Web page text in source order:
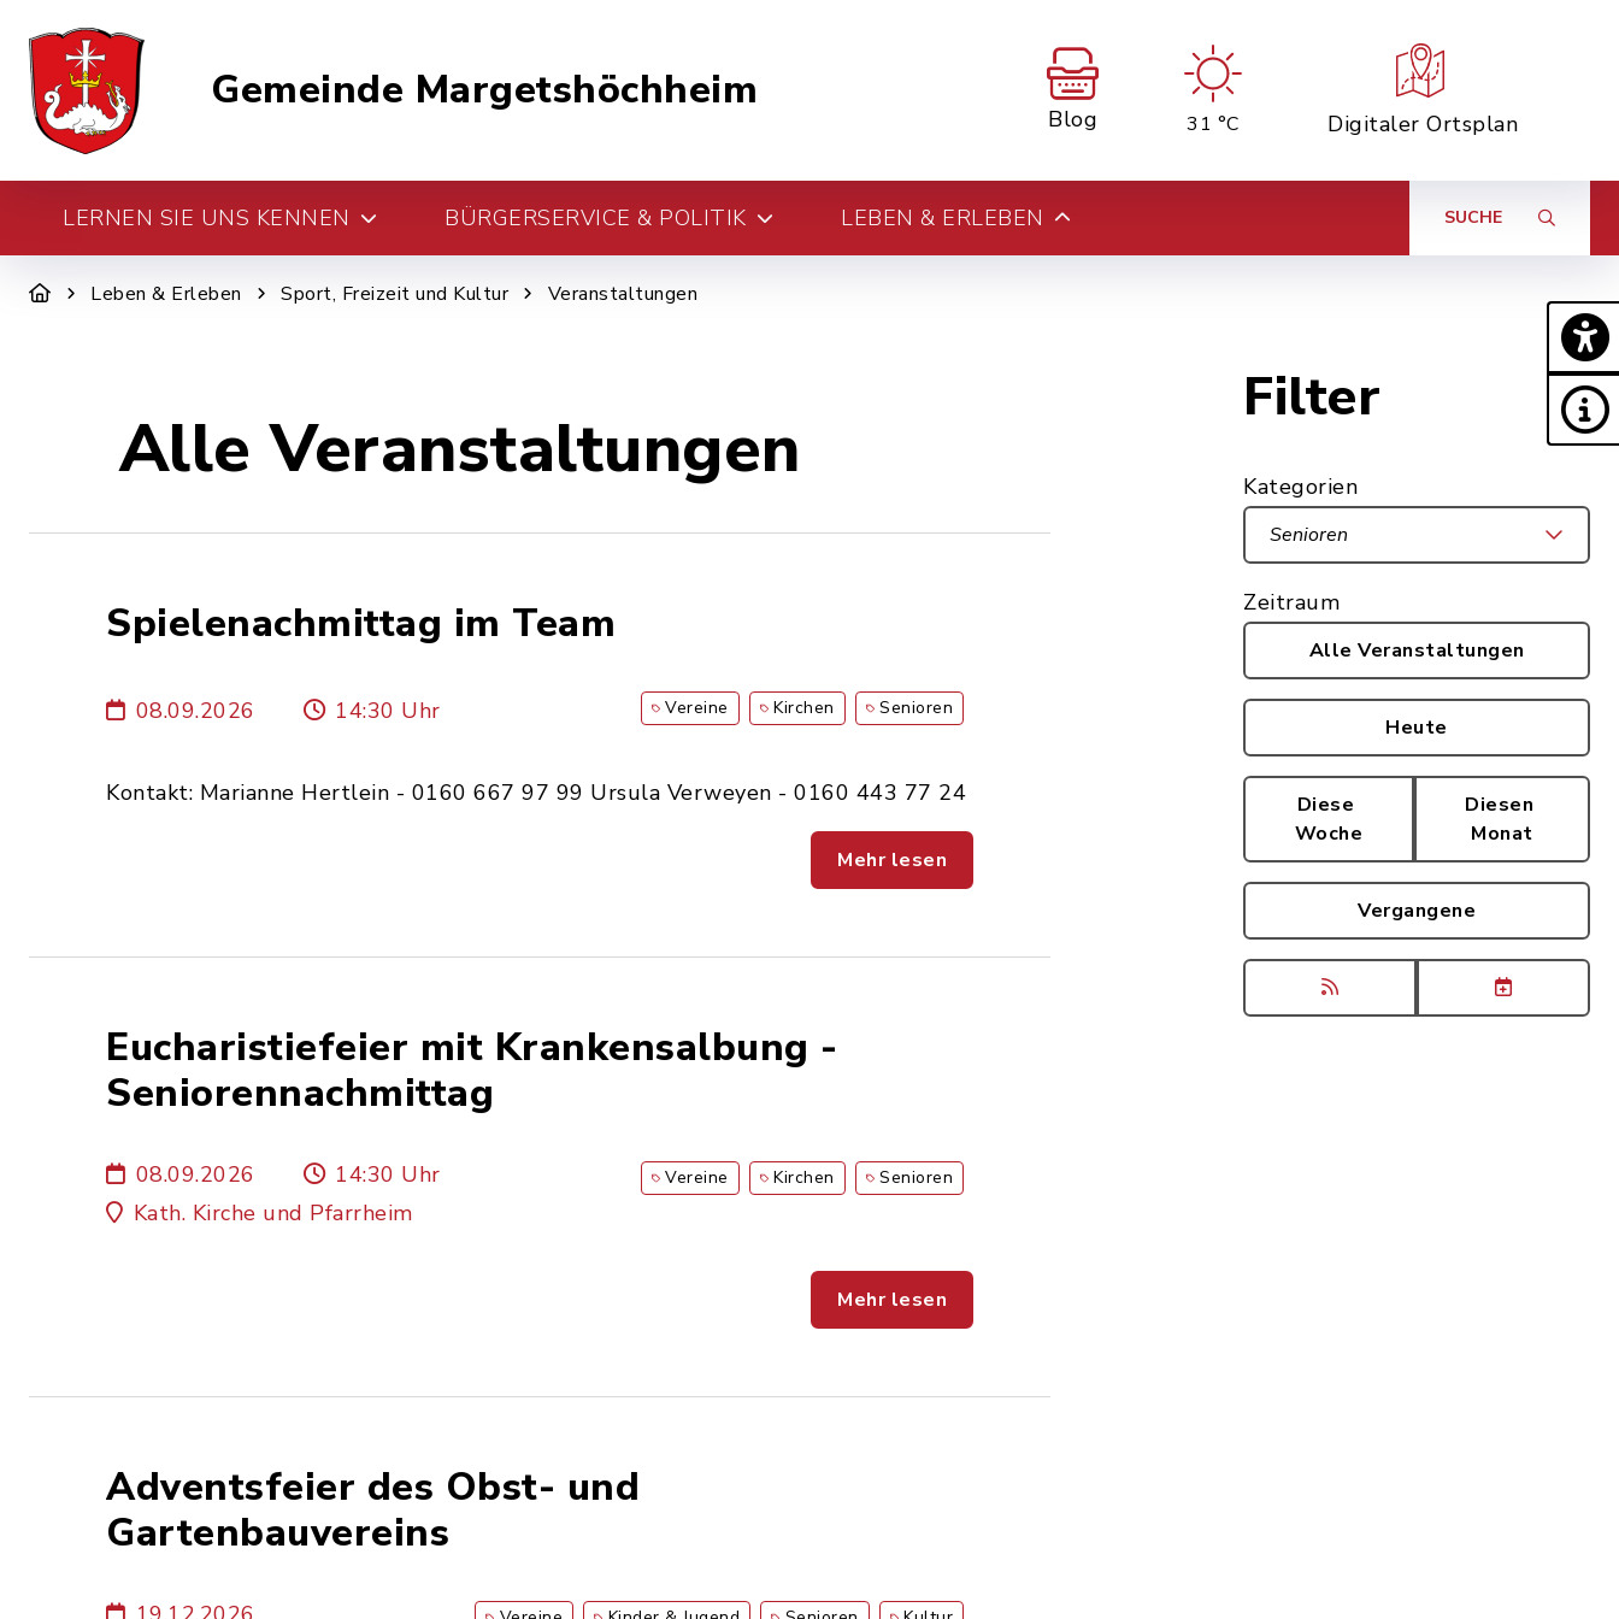
Gemeinde Margetshöchheim
Blog 31 °C Digitaler Ortsplan
LERNEN SIE UNS KENNEN BÜRGERSERVICE & POLITIK LEBEN & ERLEBEN SUCHE
Leben & Erleben Sport, Freizeit und Kultur Veranstaltungen
Alle Veranstaltungen
Spielenachmittag im Team
08.09.2026 14:30 Uhr Vereine Kirchen Senioren
Kontakt: Marianne Hertlein - 0160 667 97 99 Ursula Verweyen - 0160 443 77 24
Mehr lesen
Eucharistiefeier mit Krankensalbung -
Seniorennachmittag
08.09.2026
14:30 Uhr
Kath. Kirche und Pfarrheim
Vereine Kirchen Senioren
Mehr lesen
Adventsfeier des Obst- und
Gartenbauvereins
Filter
Kategorien
Senioren
Zeitraum
Alle Veranstaltungen
Heute
Diese
Woche
Diesen
Monat
Vergangene